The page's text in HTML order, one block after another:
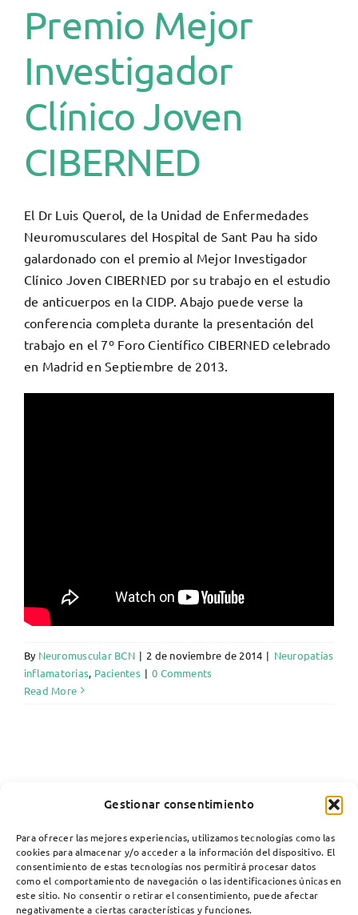
Gestionar consentimiento
Para ofrecer las mejores experiencias, utilizamos tecnologías como las
cookies para almacenar y/o acceder a la información del dispositivo. El
consentimiento de estas tecnologías nos permitirá procesar datos
como el comportamiento de navegación o las identificaciones únicas en
este sitio. No consentir o retirar el consentimiento, puede afectar
negativamente a ciertas características y funciones.
Premio Mejor
Investigador
Clínico Joven
CIBERNED
El Dr Luis Querol, de la Unidad de Enfermedades
Neuromusculares del Hospital de Sant Pau ha sido
galardonado con el premio al Mejor Investigador
Clínico Joven CIBERNED por su trabajo en el estudio
de anticuerpos en la CIDP. Abajo puede verse la
conferencia completa durante la presentación del
trabajo en el 7º Foro Científico CIBERNED celebrado
en Madrid en Septiembre de 2013.
By Neuromuscular BCN | 2 de noviembre de 2014 | Neuropatías
inflamatorias, Pacientes | 0 Comments
Read More